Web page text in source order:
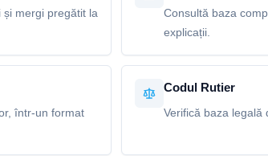
mergi pregătit la
Consultă baza
explicații.
într-un format
Codul Rutier
Verifică baza legală